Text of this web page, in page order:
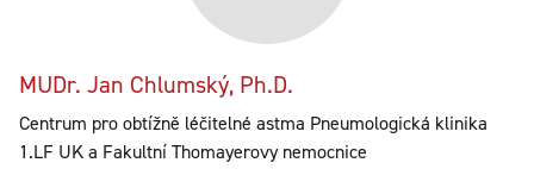
MUDr. Jan Chlumský, Ph.D.
Centrum pro obtížně léčitelné astma Pneumologická klinika
1.LF UK a Fakultní Thomayerovy nemocnice